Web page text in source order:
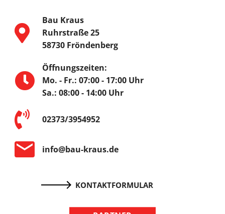
Bau Kraus
Ruhrstraße 25
58730 Fröndenberg
Öffnungszeiten:
Mo. - Fr.: 07:00 - 17:00 Uhr
Sa.: 08:00 - 14:00 Uhr
02373/3954952
info@bau-kraus.de
KONTAKTFORMULAR